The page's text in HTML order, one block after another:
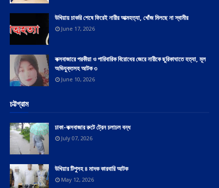
উখিয়ায় চাকরি শেষে ফিরেই নারীর আত্মহত্যা, খোঁজ মিলছে না স্বামীর
June 17, 2026
কক্সবাজারে পরকীয়া ও পারিবারিক বিরোধের জেরে নারীকে ছুরিকাঘাতে হত্যা, মূল
অভিযুক্তসহ আটক ৩
June 10, 2026
চট্টগ্রাম
ঢাকা-কক্সবাজার রুটে ট্রেন চলাচল বন্ধ
July 07, 2026
উখিয়ার টিপুসহ ৪ মাদক কারবারি আটক
May 12, 2026